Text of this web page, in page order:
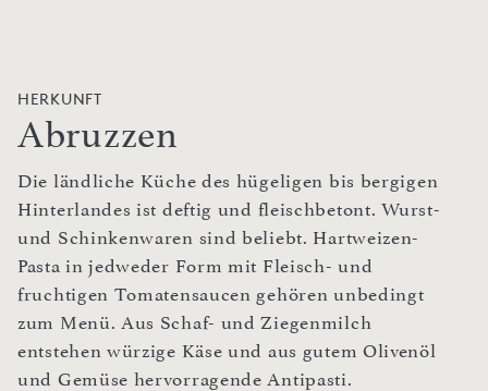
HERKUNFT
Abruzzen
Die ländliche Küche des hügeligen bis bergigen
Hinterlandes ist deftig und fleischbetont. Wurst-
und Schinkenwaren sind beliebt. Hartweizen-
Pasta in jedweder Form mit Fleisch- und
fruchtigen Tomatensaucen gehören unbedingt
zum Menü. Aus Schaf- und Ziegenmilch
entstehen würzige Käse und aus gutem Olivenöl
und Gemüse hervorragende Antipasti.